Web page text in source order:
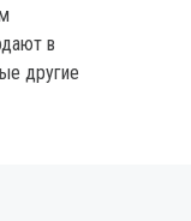
в
другие